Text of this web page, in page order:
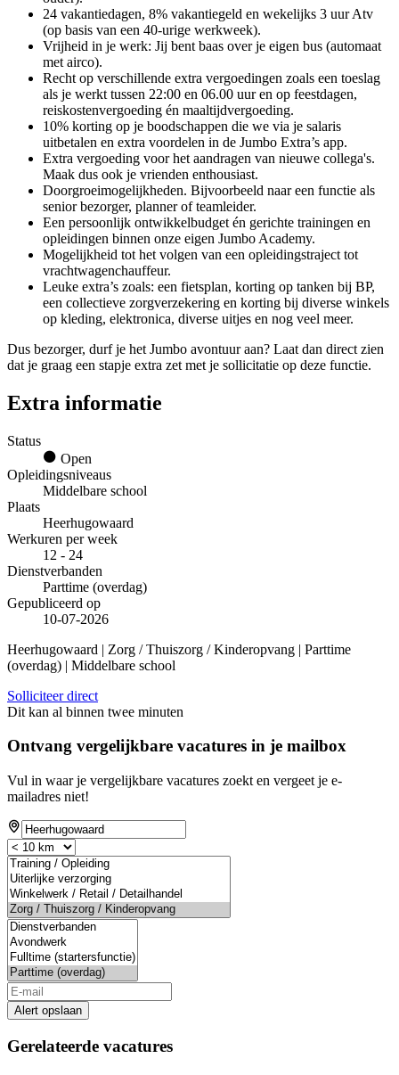
24 vakantiedagen, 8% vakantiegeld en wekelijks 3 uur Atv
(op basis van een 40-urige werkweek).
Vrijheid in je werk: Jij bent baas over je eigen bus (automaat
met airco).
Recht op verschillende extra vergoedingen zoals een toeslag
als je werkt tussen 22:00 en 06.00 uur en op feestdagen,
reiskostenvergoeding én maaltijdvergoeding.
10% korting op je boodschappen die we via je salaris
uitbetalen en extra voordelen in de Jumbo Extra’s app.
Extra vergoeding voor het aandragen van nieuwe collega's.
Maak dus ook je vrienden enthousiast.
Doorgroeimogelijkheden. Bijvoorbeeld naar een functie als
senior bezorger, planner of teamleider.
Een persoonlijk ontwikkelbudget én gerichte trainingen en
opleidingen binnen onze eigen Jumbo Academy.
Mogelijkheid tot het volgen van een opleidingstraject tot
vrachtwagenchauffeur.
Leuke extra’s zoals: een fietsplan, korting op tanken bij BP,
een collectieve zorgverzekering en korting bij diverse winkels
op kleding, elektronica, diverse uitjes en nog veel meer.
Dus bezorger, durf je het Jumbo avontuur aan? Laat dan direct zien
dat je graag een stapje extra zet met je sollicitatie op deze functie.
Extra informatie
Status
Open
Opleidingsniveaus
Middelbare school
Plaats
Heerhugowaard
Werkuren per week
12 - 24
Dienstverbanden
Parttime (overdag)
Gepubliceerd op
10-07-2026
Heerhugowaard | Zorg / Thuiszorg / Kinderopvang | Parttime
(overdag) | Middelbare school
Solliciteer direct
Dit kan al binnen twee minuten
Ontvang vergelijkbare vacatures in je mailbox
Vul in waar je vergelijkbare vacatures zoekt en vergeet je e-
mailadres niet!
Alert opslaan
Gerelateerde vacatures